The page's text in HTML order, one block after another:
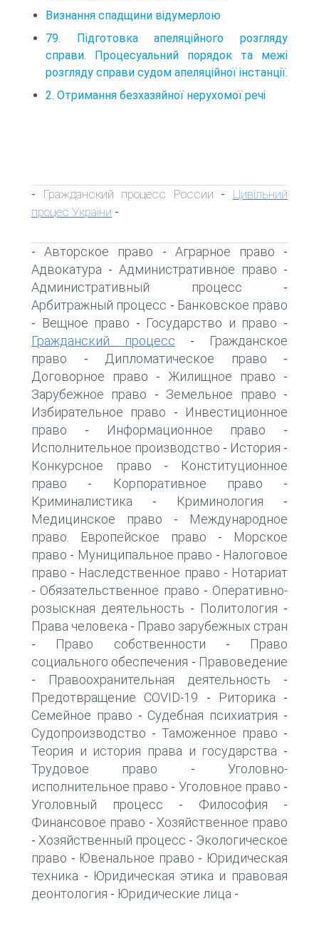
Визнання спадщини відумерлою
79. Підготовка апеляційного розгляду
справи. Процесуальний порядок та межі
розгляду справи судом апеляційної інстанції.
2. Отримання безхазяйної нерухомої речі
- Гражданский процесс России - Цивільний
процес України -
-Авторское право - Аграрное право -
Адвокатура - Административное право -
Административный процесс -
Арбитражный процесс - Банковское право
- Вещное право - Государство и право -
Гражданский процесс -
Гражданское
право - Дипломатическое право -
Договорное право - Жилищное право -
Зарубежное право - Земельное право -
Избирательное право -
Инвестиционное
право - Информационное право -
Исполнительное производство - История -
Конкурсное право -
Конституционное
право - Корпоративное право -
Криминалистика - Криминология -
Медицинское право -
Международное
право. Европейское право -
Морское
право - Муниципальное право - Налоговое
право - Наследственное право - Нотариат
- Обязательственное право - Оперативно-
розыскная деятельность - Политология -
Права человека - Право зарубежных стран
- Право собственности -
Право
социального обеспечения - Правоведение
- Правоохранительная деятельность -
Предотвращение COVID-19 - Риторика -
Семейное право - Судебная психиатрия -
Судопроизводство - Таможенное право -
Теория и история права и государства -
Трудовое право -Уголовно-
исполнительное право - Уголовное право -
Уголовный процесс - Философия -
Финансовое право - Хозяйственное право
- Хозяйственный процесс - Экологическое
право - Ювенальное право - Юридическая
техника - Юридическая этика и правовая
деонтология - Юридические лица -